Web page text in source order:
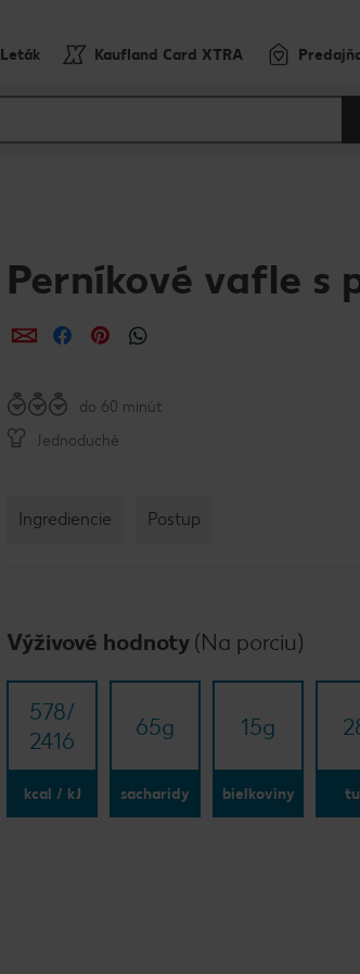
Leták Kaufland Card XTRA
Perníkové vafle s
ZdieľaťZdieľaťZdieľať
do 60 minút
Jednoduché
Ingrediencie Postup
Výživové hodnoty (Na porciu)
578/​
2416
kcal / kJ
65g
sacharidy
15g
bielkoviny